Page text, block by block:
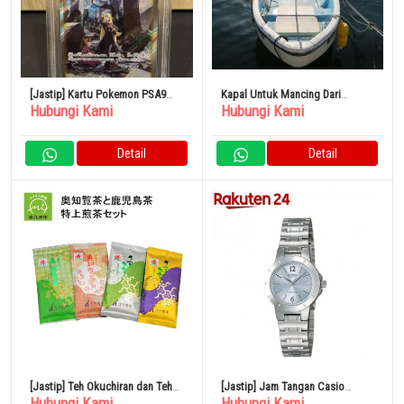
[Jastip] Kartu Pokemon PSA9
Haki SAR Shirona
Hubungi Kami
Detail
Kapal Untuk Mancing Dari
Jepang Yamaha Wasen 21ft
Hubungi Kami
Detail
[Jastip] Teh Okuchiran dan Teh
[Jastip] Jam Tangan Casio